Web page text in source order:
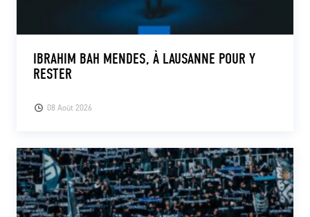
08 Août 2026
IBRAHIM BAH MENDES, À LAUSANNE POUR Y
RESTER